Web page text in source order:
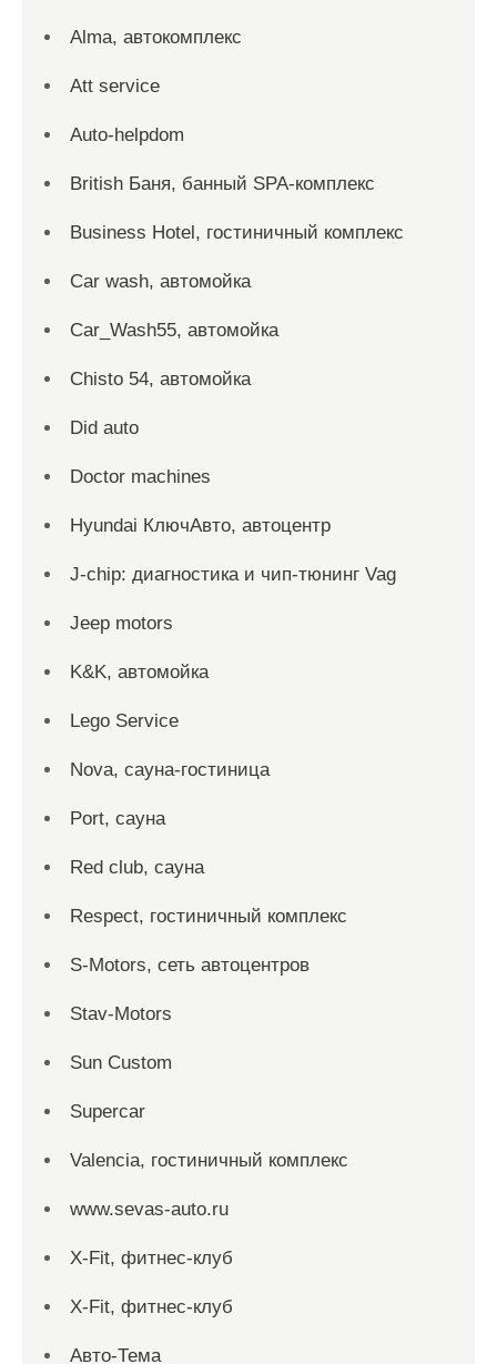
Alma, автокомплекс
Att service
Auto-helpdom
British Баня, банный SPA-комплекс
Business Hotel, гостиничный комплекс
Car wash, автомойка
Car_Wash55, автомойка
Chisto 54, автомойка
Did auto
Doctor machines
Hyundai КлючАвто, автоцентр
J-chip: диагностика и чип-тюнинг Vag
Jeep motors
K&K, автомойка
Lego Service
Nova, сауна-гостиница
Port, сауна
Red сlub, сауна
Respect, гостиничный комплекс
S-Motors, сеть автоцентров
Stav-Motors
Sun Custom
Supercar
Valencia, гостиничный комплекс
www.sevas-auto.ru
X-Fit, фитнес-клуб
X-Fit, фитнес-клуб
Авто-Тема